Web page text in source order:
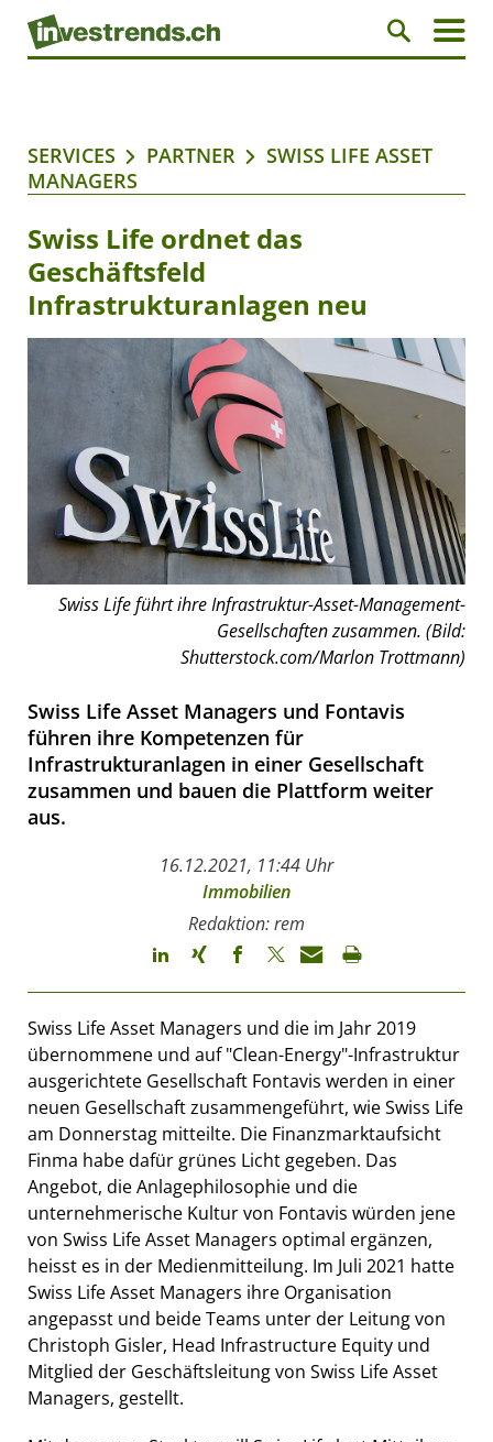
SERVICES PARTNER
SWISS LIFE ASSET
MANAGERS
Swiss Life ordnet das
Geschäftsfeld
Infrastrukturanlagen neu
Swiss Life führt ihre Infrastruktur-Asset-Management-
Gesellschaften zusammen. (Bild:
Shutterstock.com/Marlon Trottmann)
Swiss Life Asset Managers und Fontavis
führen ihre Kompetenzen für
Infrastrukturanlagen in einer Gesellschaft
zusammen und bauen die Plattform weiter
aus.
16.12.2021, 11:44 Uhr
Immobilien
Redaktion: rem
Swiss Life Asset Managers und die im Jahr 2019
übernommene und auf "Clean-Energy"-Infrastruktur
ausgerichtete Gesellschaft Fontavis werden in einer
neuen Gesellschaft zusammengeführt, wie Swiss Life
am Donnerstag mitteilte. Die Finanzmarktaufsicht
Finma habe dafür grünes Licht gegeben. Das
Angebot, die Anlagephilosophie und die
unternehmerische Kultur von Fontavis würden jene
von Swiss Life Asset Managers optimal ergänzen,
heisst es in der Medienmitteilung. Im Juli 2021 hatte
Swiss Life Asset Managers ihre Organisation
angepasst und beide Teams unter der Leitung von
Christoph Gisler, Head Infrastructure Equity und
Mitglied der Geschäftsleitung von Swiss Life Asset
Managers, gestellt.